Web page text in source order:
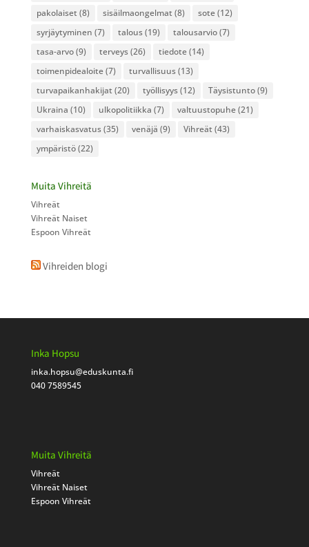
pakolaiset (8) sisäilmaongelmat (8) sote(12)
syrjäytyminen (7) talous(19) talousarvio(7)
tasa-arvo(9) terveys(26) tiedote(14)
toimenpidealoite(7) turvallisuus(13)
turvapaikanhakijat (20) työllisyys(12) Täysistunto(9)
Ukraina (10) ulkopolitiikka (7) valtuustopuhe(21)
varhaiskasvatus(35) venäjä (9) Vihreät (43)
ympäristö(22)
Muita Vihreitä
Vihreät
Vihreät Naiset
Espoon Vihreät
Vihreiden blogi
Inka Hopsu
inka.hopsu@eduskunta.fi
040 7589545
Muita Vihreitä
Vihreät
Vihreät Naiset
Espoon Vihreät